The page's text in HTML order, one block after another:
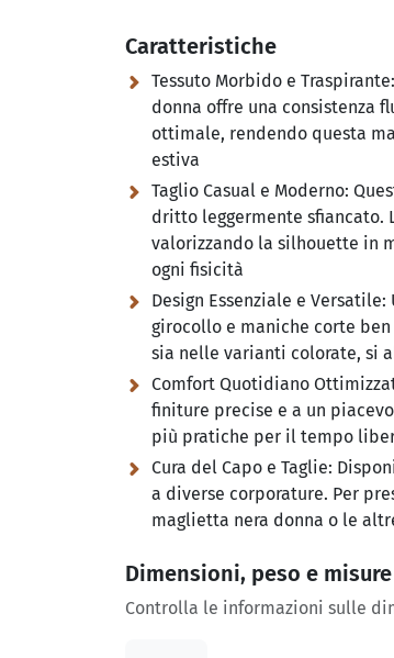
Caratteristiche
Tessuto Morbido e Traspirante:
donna offre una consistenza
ottimale, rendendo questa
estiva
Taglio Casual e Moderno:
dritto leggermente sfiancato.
valorizzando la silhouette in
ogni fisicità
Design Essenziale e Versatile:
girocollo e maniche corte
sia nelle varianti colorate, si
Comfort Quotidiano
finiture precise e a un
più pratiche per il tempo
Cura del Capo e Taglie:
a diverse corporature. Per
maglietta nera donna o le
Dimensioni, peso e misure
Controlla le informazioni sulle